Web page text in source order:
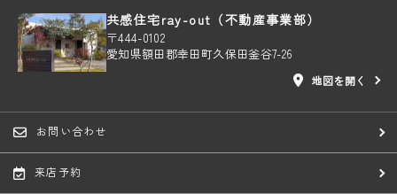
共感住宅ray-out（不動産事業部）
〒444-0102
愛知県額田郡幸田町久保田釜谷7-26
地図を開く
お問い合わせ
来店予約